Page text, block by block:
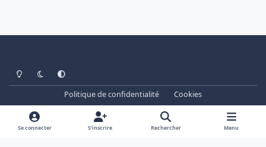
Light ModeDark ModeSystem Preference
Politique de confidentialité
Cookies
www.cheminots.net - Forum Libre depuis 2003
Powered by
Invision Community
Se connecter S’inscrire Rechercher Menu